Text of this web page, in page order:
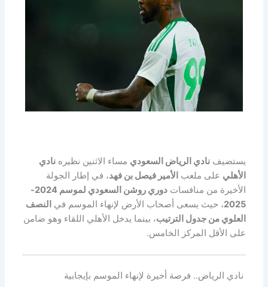
يستضيفنادي الرياض السعودي مساء الاثنين نظيرهنادي
الأهلي على ملعب الأمير فيصل بن فهد، في إطار الجولة
الأخيرة من منافسات
دوري روشن السعودي لموسم 2024-
2025، حيث يسعى أصحاب الأرض لإنهاء الموسم في النصف
العلوي من جدول الترتيب، بينما يدخل الأهلي اللقاء وهو ضامن
على الأقل المركز الخامس.
نادي الرياض.. فرصة أخيرة لإنهاء الموسم بإيجابية